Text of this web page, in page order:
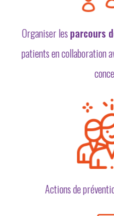
Organiser les parcours
patients en collaboration
Actions de